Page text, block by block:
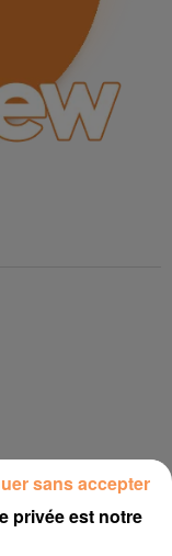
MISTER FRANCE
privée est notre
sans accepter